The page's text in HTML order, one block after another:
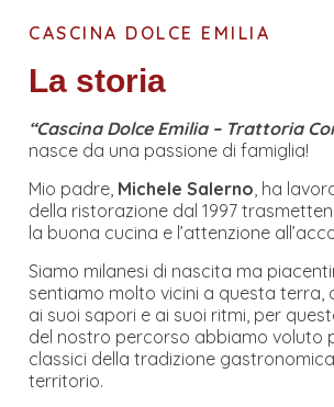
CASCINA DOLCE EMILIA
La storia
“Cascina Dolce Emilia – Trattoria
nasce da una passione di famiglia!
Mio padre, Michele Salerno, ha
della ristorazione dal 1997
la buona cucina e l’attenzione
Siamo milanesi di nascita ma
sentiamo molto vicini a questa terra,
ai suoi sapori e ai suoi ritmi, per
del nostro percorso abbiamo voluto
classici della tradizione
territorio.